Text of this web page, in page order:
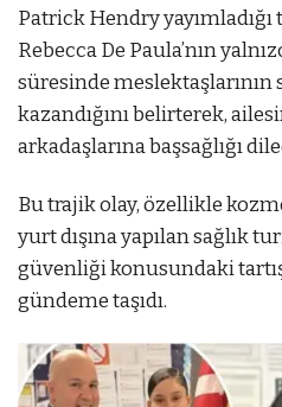
Patrick Hendry yayımladığı
Rebecca De Paula’nın
süresinde meslektaşlarının
kazandığını belirterek,
arkadaşlarına başsağlığı
Bu trajik olay, özellikle
yurt dışına yapılan sağlık
güvenliği konusundaki
gündeme taşıdı.